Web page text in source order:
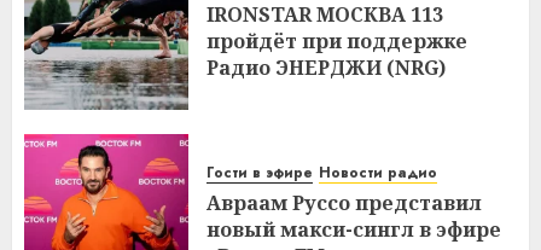
IRONSTAR МОСКВА 113
пройдёт при поддержке
Радио ЭНЕРДЖИ (NRG)
Гости в эфире Новости радио
Авраам Руссо представил
новый макси-сингл в эфире